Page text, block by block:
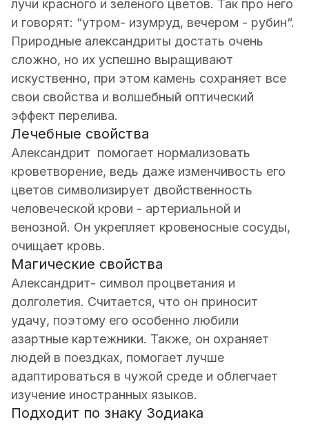
лучи красного и зеленого цветов. Так про него
и говорят: “утром- изумруд, вечером - рубин“.
Природные александриты достать очень
сложно, но их успешно выращивают
искуственно, при этом камень сохраняет все
свои свойства и волшебный оптический
эффект перелива.
Лечебные свойства
Александрит помогает нормализовать
кроветворение, ведь даже изменчивость его
цветов символизирует двойственность
человеческой крови - артериальной и
венозной. Он укрепляет кровеносные сосуды,
очищает кровь.
Магические свойства
Александрит- символ процветания и
долголетия. Считается, что он приносит
удачу, поэтому его особенно любили
азартные картежники. Также, он охраняет
людей в поездках, помогает лучше
адаптироваться в чужой среде и облегчает
изучение иностранных языков.
Подходит по знаку Зодиака